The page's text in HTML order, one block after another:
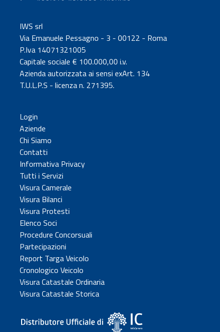
IWS srl
Via Emanuele Pessagno - 3 - 00122 - Roma
P.Iva 14071321005
Capitale sociale € 100.000,00 i.v.
Azienda autorizzata ai sensi exArt. 134
T.U.L.P.S - licenza n. 271395.
Login
Aziende
Chi Siamo
Contatti
Informativa Privacy
Tutti i Servizi
Visura Camerale
Visura Bilanci
Visura Protesti
Elenco Soci
Procedure Concorsuali
Partecipazioni
Report Targa Veicolo
Cronologico Veicolo
Visura Catastale Ordinaria
Visura Catastale Storica